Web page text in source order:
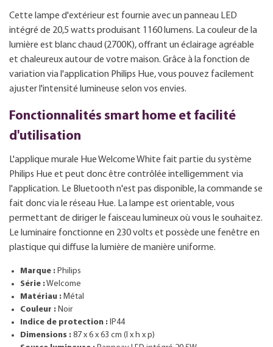
Cette lampe d'extérieur est fournie avec un panneau LED
intégré de 20,5 watts produisant 1160 lumens. La couleur de la
lumière est blanc chaud (2700K), offrant un éclairage agréable
et chaleureux autour de votre maison. Grâce à la fonction de
variation via l'application Philips Hue, vous pouvez facilement
ajuster l'intensité lumineuse selon vos envies.
Fonctionnalités smart home et facilité
d'utilisation
L'applique murale Hue Welcome White fait partie du système
Philips Hue et peut donc être contrôlée intelligemment via
l'application. Le Bluetooth n'est pas disponible, la commande se
fait donc via le réseau Hue. La lampe est orientable, vous
permettant de diriger le faisceau lumineux où vous le souhaitez.
Le luminaire fonctionne en 230 volts et possède une fenêtre en
plastique qui diffuse la lumière de manière uniforme.
Marque : Philips
Série :Welcome
Matériau : Métal
Couleur : Noir
Indice de protection : IP44
Dimensions : 87 x 6 x 63 cm (l x h x p)